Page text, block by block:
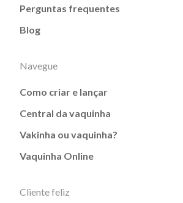
Perguntas frequentes
Blog
Navegue
Como criar e lançar
Central da vaquinha
Vakinha ou vaquinha?
Vaquinha Online
Cliente feliz